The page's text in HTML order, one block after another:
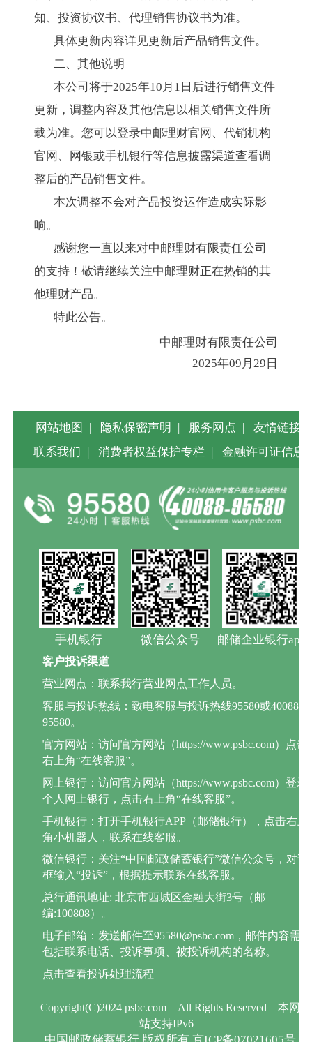
知、投资协议书、代理销售协议书为准。
       具体更新内容详见更新后产品销售文件。
       二、其他说明
更新，调整内容及其他信息以相关销售文件所
载为准。您可以登录中邮理财官网、代销机构
官网、网银或手机银行等信息披露渠道查看调
整后的产品销售文件。
响。
的支持！敬请继续关注中邮理财正在热销的其
他理财产品。
       特此公告。
中邮理财有限责任公司
2025年09月29日
网站地图 隐私保密声明 服务网点 友情链接
联系我们
消费者权益保护专栏 金融许可证信息
手机银行 微信公众号 邮储企业银行app
Copyright(C)2024 psbc.com All Rights Reserved
本网
站支持IPv6
中国邮政储蓄银行 版权所有 京ICP备07021605号
客户投诉渠道
营业网点：联系我行营业网点工作人员。
客服与投诉热线：致电客服与投诉热线95580或40088-
95580。
官方网站：访问官方网站（https://www.psbc.com）点击
右上角“在线客服”。
网上银行：访问官方网站（https://www.psbc.com）登录
个人网上银行，点击右上角“在线客服”。
手机银行：打开手机银行APP（邮储银行），点击右上
角小机器人，联系在线客服。
微信银行：关注“中国邮政储蓄银行”微信公众号，对话
框输入“投诉”，根据提示联系在线客服。
总行通讯地址: 北京市西城区金融大街3号（邮
编:100808）。
电子邮箱：发送邮件至95580@psbc.com，邮件内容需
包括联系电话、投诉事项、被投诉机构的名称。
点击查看投诉处理流程